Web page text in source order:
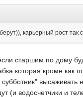
карьерный рост так
старшим по дому
которая кроме как
(и водосчетчики и